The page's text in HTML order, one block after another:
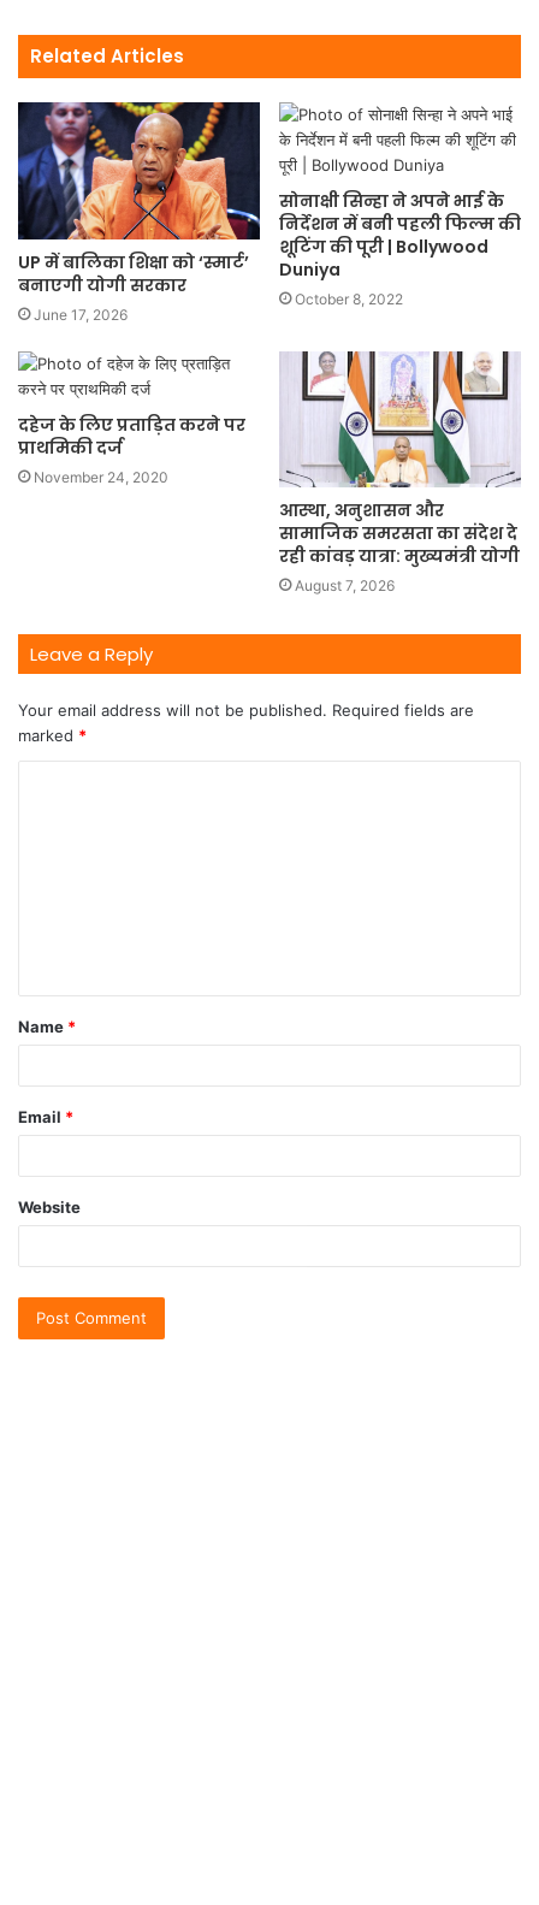
Related Articles
UP में बालिका शिक्षा को ‘स्मार्ट’
बनाएगी योगी सरकार
June 17, 2026
सोनाक्षी सिन्हा ने अपने भाई के
निर्देशन में बनी पहली फिल्म की
शूटिंग की पूरी | Bollywood
Duniya
October 8, 2022
दहेज के लिए प्रताड़ित करने पर
प्राथमिकी दर्ज
November 24, 2020
आस्था, अनुशासन और
सामाजिक समरसता का संदेश दे
रही कांवड़ यात्रा: मुख्यमंत्री योगी
August 7, 2026
Leave a Reply
Your email address will not be published. Required fields are
marked *
Name *
Email *
Website